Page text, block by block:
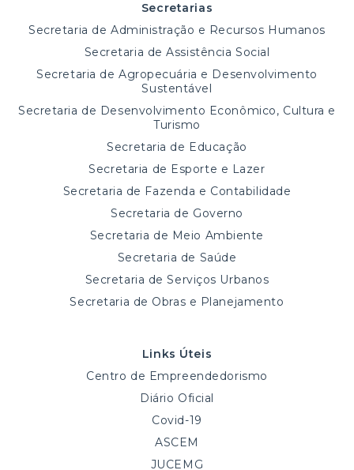
Secretarias
Secretaria de Administração e Recursos Humanos
Secretaria de Assistência Social
Secretaria de Agropecuária e Desenvolvimento
Sustentável
Secretaria de Desenvolvimento Econômico, Cultura e
Turismo
Secretaria de Educação
Secretaria de Esporte e Lazer
Secretaria de Fazenda e Contabilidade
Secretaria de Governo
Secretaria de Meio Ambiente
Secretaria de Saúde
Secretaria de Serviços Urbanos
Secretaria de Obras e Planejamento
Links Úteis
Centro de Empreendedorismo
Diário Oficial
Covid-19
ASCEM
JUCEMG